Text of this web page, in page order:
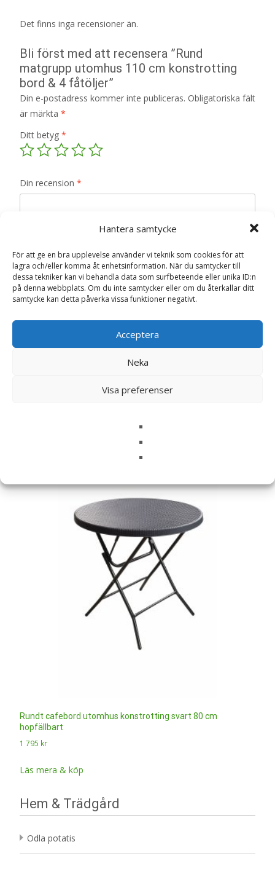
Hantera samtycke
För att ge en bra upplevelse använder vi teknik som cookies för att
lagra och/eller komma åt enhetsinformation. När du samtycker till
dessa tekniker kan vi behandla data som surfbeteende eller unika ID:n
på denna webbplats. Om du inte samtycker eller om du återkallar ditt
samtycke kan detta påverka vissa funktioner negativt.
Acceptera
Neka
Visa preferenser
Det finns inga recensioner än.
Bli först med att recensera ”Rund
matgrupp utomhus 110 cm konstrotting
bord & 4 fåtöljer”
Din e-postadress kommer inte publiceras. Obligatoriska fält
är märkta *
Ditt betyg *
Din recension *
Namn *
E-post*
denna webbläsare till nästa gång jag skriver en
Relaterade produkter
Rundt cafebord utomhus konstrotting svart 80 cm
hopfällbart
1 795 kr
Läs mera & köp
Hem & Trädgård
Odla potatis